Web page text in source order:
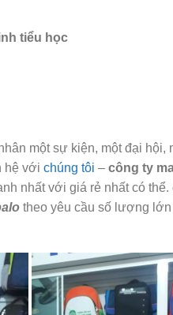
tiểu học
một sự kiện, một đại hội,
hệ với chúng tôi – công ty
nhất với giá rẻ nhất có thể.
theo yêu cầu số lượng lớn